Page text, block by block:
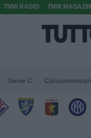
TMW RADIO TMW
Serie C